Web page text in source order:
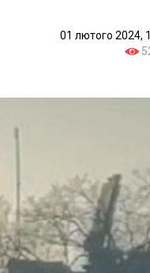
01 лютого 2024,